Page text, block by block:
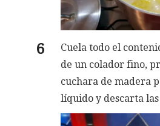
Cuela todo el
de un colador fino,
cuchara de madera
líquido y descarta las